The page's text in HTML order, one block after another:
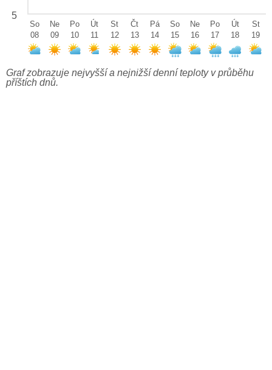
5
So
08
Ne
09
Po
10
Út
11
St
12
Čt
13
Pá
14
So
15
Ne
16
Po
17
Út
18
St
19
Graf zobrazuje nejvyšší a nejnižší denní teploty v průběhu
příštích dnů.